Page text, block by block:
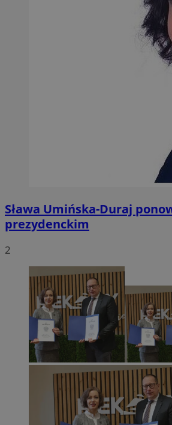
Sława Umińska-Duraj
prezydenckim
2